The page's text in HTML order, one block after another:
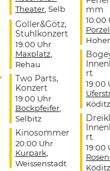
Theater, Selb
Goller&Götz,
Stuhlkonzert
19:00 Uhr
Maxplatz
Rehau
Two Parts,
Konzert
19:00 Uhr
Bockpfeifer,
Selbitz
Kinosommer
20:00 Uhr
Kurpark
Weissenstadt
mm
10:00
rt
19:00
Köditz
rt
19:00
Köditz